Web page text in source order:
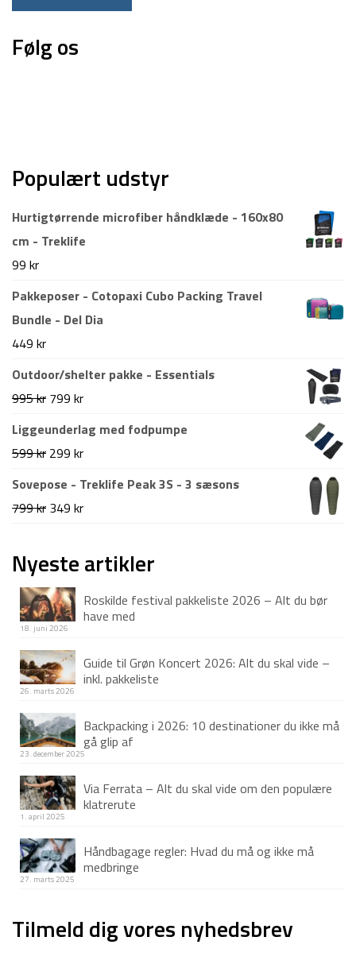
Følg os
Populært udstyr
Hurtigtørrende microfiber håndklæde - 160x80
cm - Treklife
99 kr
Pakkeposer - Cotopaxi Cubo Packing Travel
Bundle - Del Dia
449 kr
Outdoor/shelter pakke - Essentials
995kr Den
oprindelige
pris
995 kr.
799 krDen
aktuelle
799 kr.
Liggeunderlag med fodpumpe
599kr Den
oprindelige
pris
299 krDen
aktuelle
Sovepose - Treklife Peak 3S - 3 sæsons
799kr Den
pris
799 kr.
349 krDen
349 kr.
Nyeste artikler
Roskilde festival pakkeliste 2026 – Alt du bør
have med
18. juni 2026
Guide til Grøn Koncert 2026: Alt du skal vide –
inkl. pakkeliste
26. marts 2026
Backpacking i 2026: 10 destinationer du ikke må
gå glip af
23. december 2025
Via Ferrata – Alt du skal vide om den populære
klatrerute
1. april 2025
Håndbagage regler: Hvad du må og ikke må
medbringe
27. marts 2025
Tilmeld dig vores nyhedsbrev